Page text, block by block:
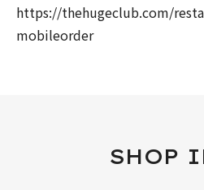
https://thehugeclub.com/
mobileorder
SHOP